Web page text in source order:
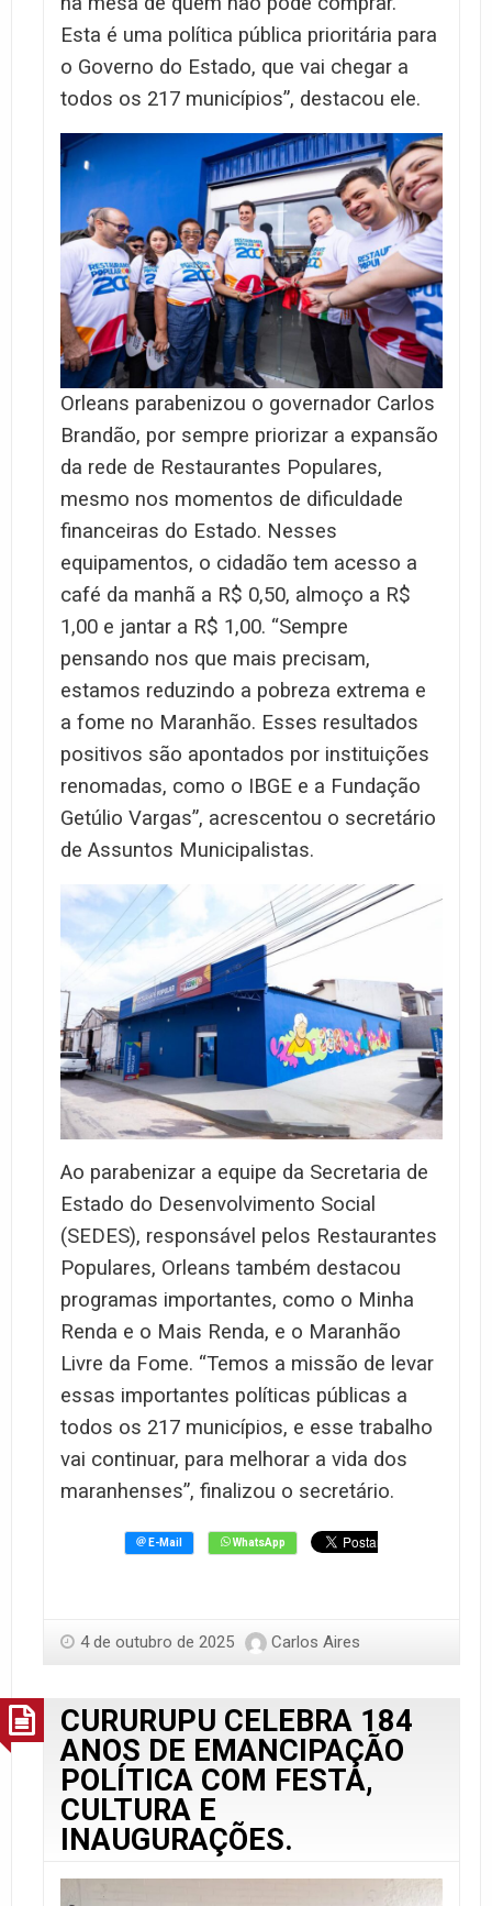
Esta é uma política pública prioritária para
o Governo do Estado, que vai chegar a
todos os 217 municípios”, destacou ele.
Orleans parabenizou o governador Carlos
Brandão, por sempre priorizar a expansão
da rede de Restaurantes Populares,
mesmo nos momentos de dificuldade
financeiras do Estado. Nesses
equipamentos, o cidadão tem acesso a
café da manhã a R$ 0,50, almoço a R$
1,00 e jantar a R$ 1,00. “Sempre
pensando nos que mais precisam,
estamos reduzindo a pobreza extrema e
a fome no Maranhão. Esses resultados
positivos são apontados por instituições
renomadas, como o IBGE e a Fundação
Getúlio Vargas”, acrescentou o secretário
de Assuntos Municipalistas.
Ao parabenizar a equipe da Secretaria de
Estado do Desenvolvimento Social
(SEDES), responsável pelos Restaurantes
Populares, Orleans também destacou
programas importantes, como o Minha
Renda e o Mais Renda, e o Maranhão
Livre da Fome. “Temos a missão de levar
essas importantes políticas públicas a
todos os 217 municípios, e esse trabalho
vai continuar, para melhorar a vida dos
maranhenses”, finalizou o secretário.
4 de outubro de 2025 Carlos Aires
CURURUPU CELEBRA 184
ANOS DE EMANCIPAÇÃO
POLÍTICA COM FESTA,
CULTURA E
INAUGURAÇÕES.